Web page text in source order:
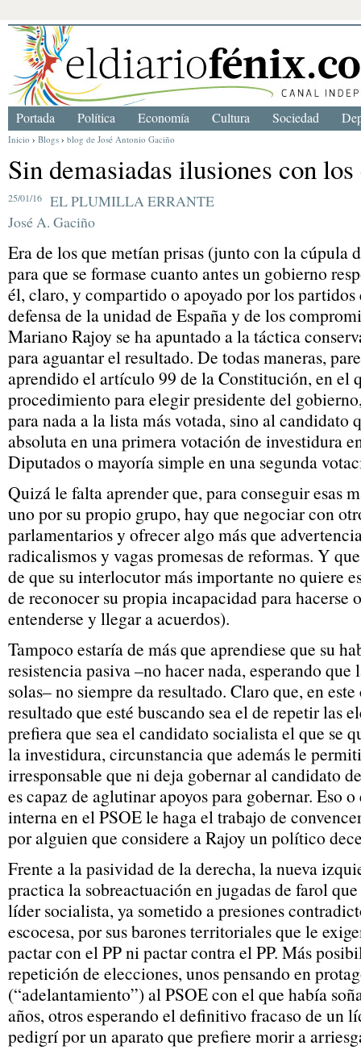
Inicio › Blogs › blog de José Antonio Gaciño
Sin demasiadas ilusiones con
25/01/16
EL PLUMILLA ERRANTE
José A. Gaciño
Era de los que metían prisas (junto con la cúpula
para que se formase cuanto antes un gobierno
él, claro, y compartido o apoyado por los
defensa de la unidad de España y de los
Mariano Rajoy se ha apuntado a la táctica
para aguantar el resultado. De todas maneras,
aprendido el artículo 99 de la Constitución, en el
procedimiento para elegir presidente del
para nada a la lista más votada, sino al candidato
absoluta en una primera votación de investidura
Diputados o mayoría simple en una segunda
Quizá le falta aprender que, para conseguir esas
uno por su propio grupo, hay que negociar con
parlamentarios y ofrecer algo más que
radicalismos y vagas promesas de reformas. Y
de que su interlocutor más importante no quiere
de reconocer su propia incapacidad para hacerse
entenderse y llegar a acuerdos).
Tampoco estaría de más que aprendiese que su
resistencia pasiva –no hacer nada, esperando que
solas– no siempre da resultado. Claro que, en
resultado que esté buscando sea el de repetir las
prefiera que sea el candidato socialista el que se
la investidura, circunstancia que además le
irresponsable que ni deja gobernar al candidato
es capaz de aglutinar apoyos para gobernar. Eso
interna en el PSOE le haga el trabajo de
por alguien que considere a Rajoy un político
Frente a la pasividad de la derecha, la nueva
practica la sobreactuación en jugadas de farol
líder socialista, ya sometido a presiones
escocesa, por sus barones territoriales que le
pactar con el PP ni pactar contra el PP. Más
repetición de elecciones, unos pensando en
(“adelantamiento”) al PSOE con el que había
años, otros esperando el definitivo fracaso de un
pedigrí por un aparato que prefiere morir a
Portada Política Economía Cultura Sociedad